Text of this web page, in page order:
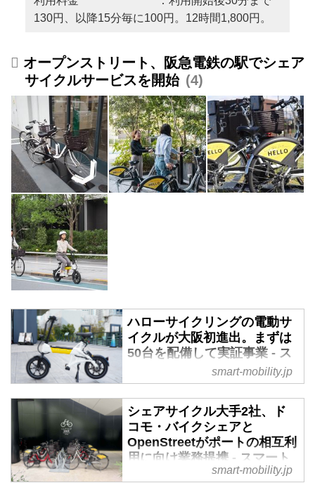
130円、以降15分毎に100円。12時間1,800円。
オープンストリート、阪急電鉄の駅でシェア
サイクルサービスを開始
4
ハローサイクリングの電動サ
イクルが大阪初進出。まずは
50台を配備して実証事業 - ス
マートモビリティJP
のシェアリングサービス「ハロー
サイクリング」を展開するオープ
ンストリート（OpenStreet）は、
大阪府堺市で着座式の特定小型原
付「電動サイクル」のシェアリン
smart-mobility.jp
シェアサイクル大手2社、ド
コモ・バイクシェアと
OpenStreetがポートの相互利
用に向け業務提携 - スマート
smart-mobility.jp